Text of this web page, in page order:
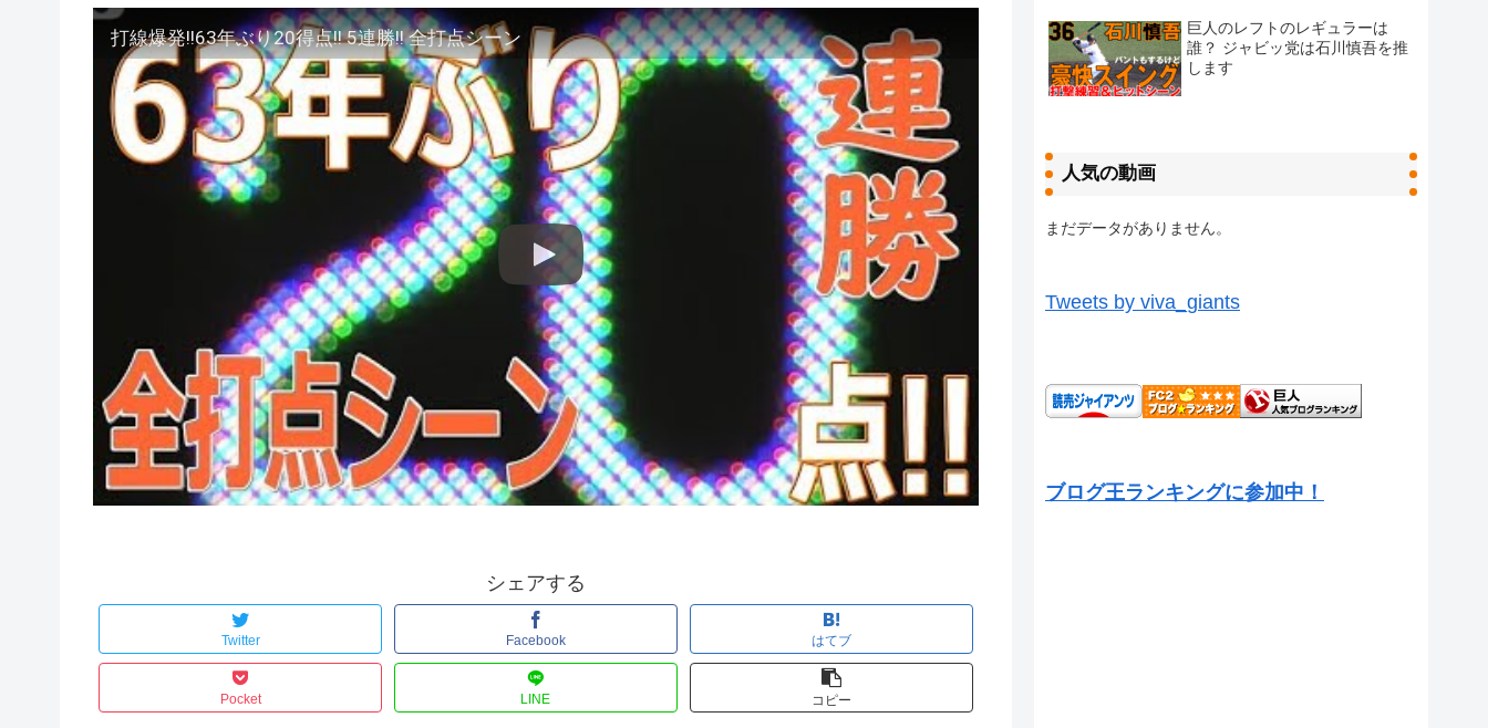
打線爆発!!63年ぶり20得点!! 5連勝!! 全打点シーン
シェアする
Twitter Facebook はてブ
Pocket LINE コピー
巨人のレフトのレギュラーは
誰？ ジャビッ党は石川慎吾を推
します
人気の動画
まだデータがありません。
Tweets by viva_giants
ブログ王ランキングに参加中！